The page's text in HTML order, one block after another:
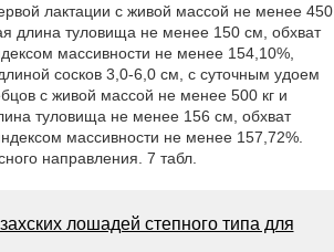
лактации с живой массой не менее 450
длина туловища не менее 150 см, обхват
массивности не менее 154,10%,
сосков 3,0-6,0 см, с суточным удоем
с живой массой не менее 500 кг и
туловища не менее 156 см, обхват
массивности не менее 157,72%.
направления. 7 табл.
лошадей степного типа для